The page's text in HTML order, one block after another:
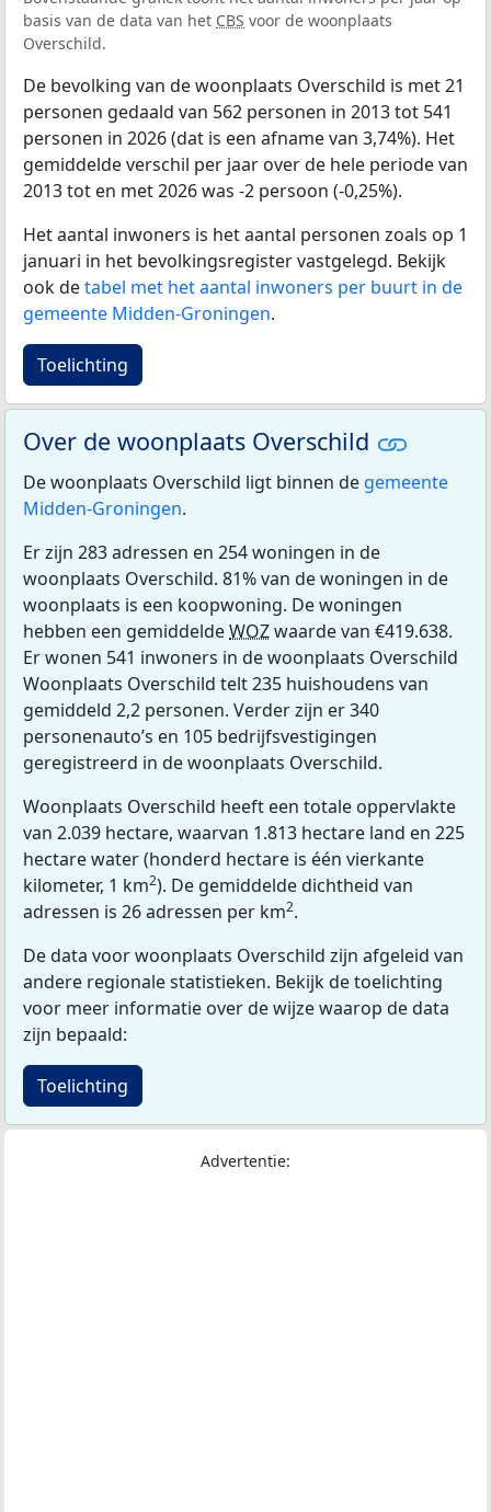
basis van de data van het CBS voor de woonplaats
Overschild.
De bevolking van de woonplaats Overschild is met 21
personen gedaald van 562 personen in 2013 tot 541
personen in 2026 (dat is een afname van 3,74%). Het
gemiddelde verschil per jaar over de hele periode van
2013 tot en met 2026 was -2 persoon (-0,25%).
Het aantal inwoners is het aantal personen zoals op 1
januari in het bevolkingsregister vastgelegd. Bekijk
ook detabel met het aantal inwoners per buurt in de
gemeente Midden-Groningen.
Toelichting
Over de woonplaats Overschild
De woonplaats Overschild ligt binnen de gemeente
Midden-Groningen.
Er zijn 283 adressen en 254 woningen in de
woonplaats Overschild. 81% van de woningen in de
woonplaats is een koopwoning. De woningen
hebben een gemiddeldeWOZwaarde van €419.638.
Er wonen 541 inwoners in de woonplaats Overschild
Woonplaats Overschild telt 235 huishoudens van
gemiddeld 2,2 personen. Verder zijn er 340
personenauto’s en 105 bedrijfsvestigingen
geregistreerd in de woonplaats Overschild.
Woonplaats Overschild heeft een totale oppervlakte
van 2.039 hectare, waarvan 1.813 hectare land en 225
hectare water (honderd hectare is één vierkante
kilometer, 1 km2). De gemiddelde dichtheid van
adressen is 26 adressen per km2.
De data voor woonplaats Overschild zijn afgeleid van
andere regionale statistieken. Bekijk de toelichting
voor meer informatie over de wijze waarop de data
zijn bepaald:
Toelichting
Advertentie: